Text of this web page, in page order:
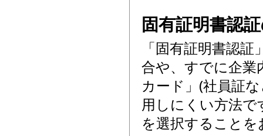
固有証明書認
「固有証明書認
合や、すでに企業
カード」(社員証
用しにくい方法
を選択すること